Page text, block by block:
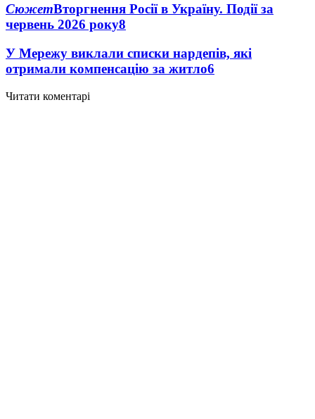
СюжетВторгнення Росії в Україну. Події за
червень 2026 року8
У Мережу виклали списки нардепів, які
отримали компенсацію за житло6
Читати коментарі